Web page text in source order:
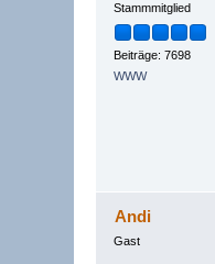
Stammmitglied
Beiträge: 7698
WWW
Andi
Gast